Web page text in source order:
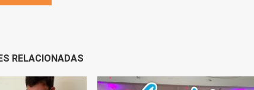
RELACIONADAS